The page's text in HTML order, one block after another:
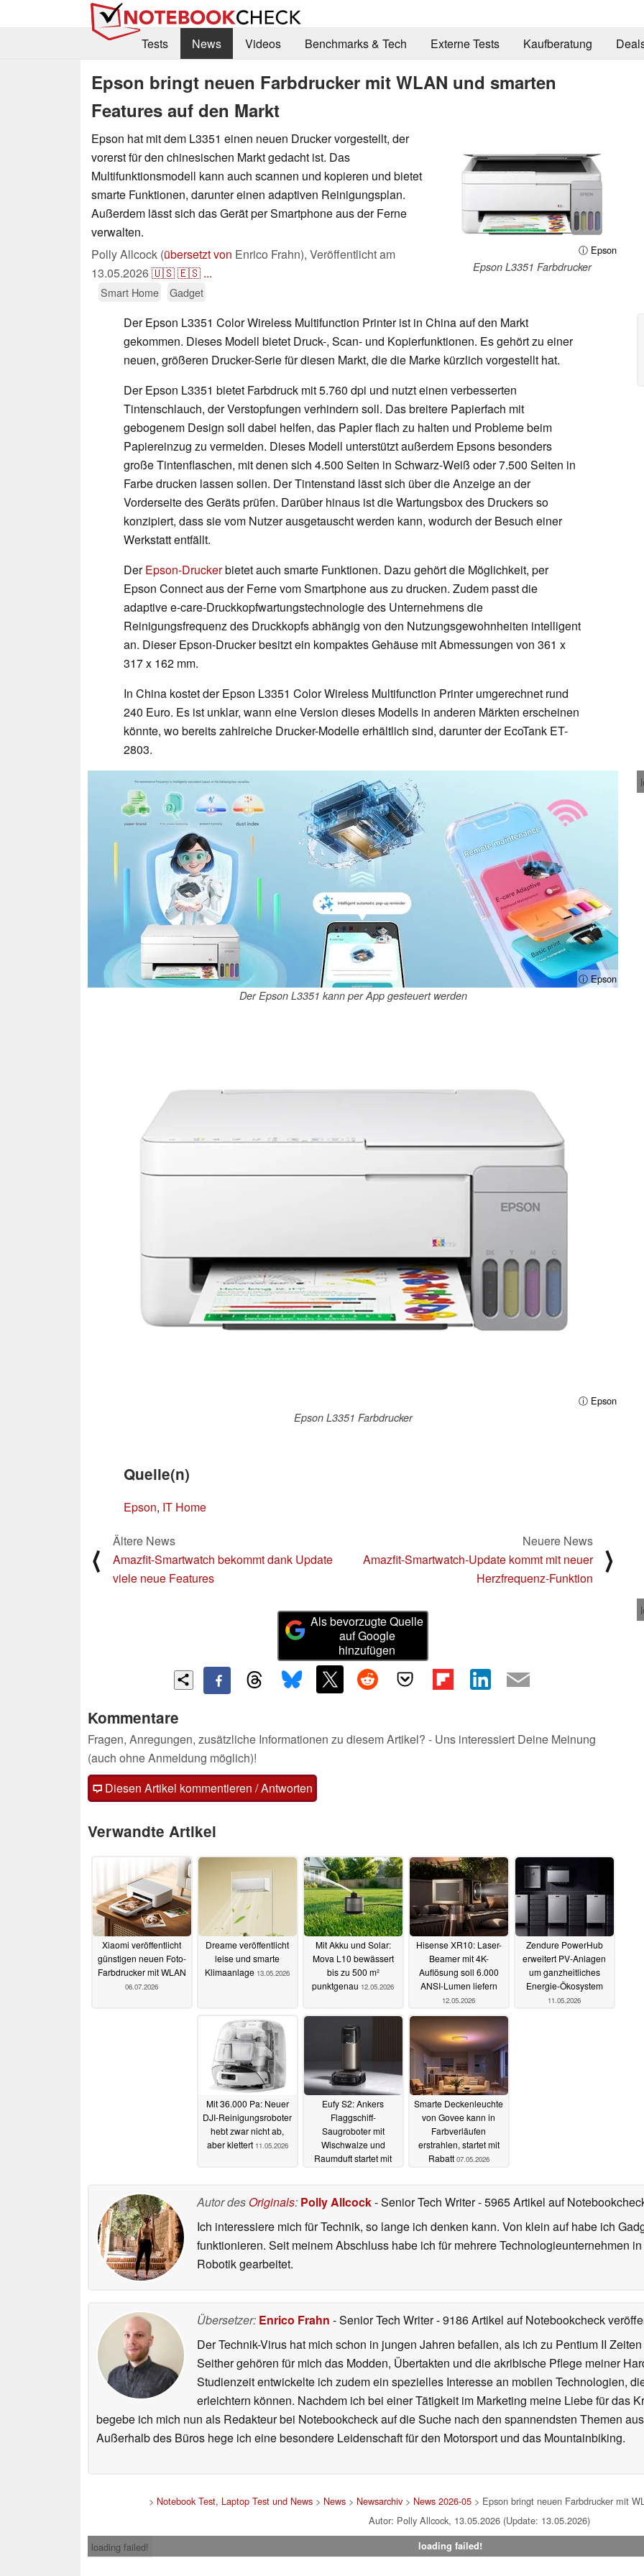
Tests
News Videos Benchmarks & Tech Externe Tests Kaufberatung
Epson bringt neuen Farbdrucker mit WLAN und smarten
Features auf den Markt
ⓘ Epson
Epson L3351 Farbdrucker
Epson hat mit dem L3351 einen neuen Drucker vorgestellt, der
vorerst für den chinesischen Markt gedacht ist. Das
Multifunktionsmodell kann auch scannen und kopieren und bietet
smarte Funktionen, darunter einen adaptiven Reinigungsplan.
Außerdem lässt sich das Gerät per Smartphone aus der Ferne
verwalten.
Polly Allcock (übersetzt von Enrico Frahn), Veröffentlicht am
13.05.2026🇺🇸🇪🇸 ...
Smart Home Gadget
Der Epson L3351 Color Wireless Multifunction Printer ist in China auf den Markt
gekommen. Dieses Modell bietet Druck-, Scan- und Kopierfunktionen. Es gehört zu einer
neuen, größeren Drucker-Serie für diesen Markt, die die Marke kürzlich vorgestellt hat.
Der Epson L3351 bietet Farbdruck mit 5.760 dpi und nutzt einen verbesserten
Tintenschlauch, der Verstopfungen verhindern soll. Das breitere Papierfach mit
gebogenem Design soll dabei helfen, das Papier flach zu halten und Probleme beim
Papiereinzug zu vermeiden. Dieses Modell unterstützt außerdem Epsons besonders
große Tintenflaschen, mit denen sich 4.500 Seiten in Schwarz-Weiß oder 7.500 Seiten in
Farbe drucken lassen sollen. Der Tintenstand lässt sich über die Anzeige an der
Vorderseite des Geräts prüfen. Darüber hinaus ist die Wartungsbox des Druckers so
konzipiert, dass sie vom Nutzer ausgetauscht werden kann, wodurch der Besuch einer
Werkstatt entfällt.
DerEpson-Druckerbietet auch smarte Funktionen. Dazu gehört die Möglichkeit, per
Epson Connect aus der Ferne vom Smartphone aus zu drucken. Zudem passt die
adaptive e-care-Druckkopfwartungstechnologie des Unternehmens die
Reinigungsfrequenz des Druckkopfs abhängig von den Nutzungsgewohnheiten intelligent
an. Dieser Epson-Drucker besitzt ein kompaktes Gehäuse mit Abmessungen von 361 x
317 x 162 mm.
In China kostet der Epson L3351 Color Wireless Multifunction Printer umgerechnet rund
240 Euro. Es ist unklar, wann eine Version dieses Modells in anderen Märkten erscheinen
könnte, wo bereits zahlreiche Drucker-Modelle erhältlich sind, darunter der EcoTank ET-
2803.
ⓘ Epson
Der Epson L3351 kann per App gesteuert werden
ⓘ Epson
Epson L3351 Farbdrucker
Quelle(n)
Epson, IT Home
⟨
Ältere News
Amazfit-Smartwatch bekommt dank Update
viele neue Features
Neuere News
Amazfit-Smartwatch-Update kommt mit neuer
Herzfrequenz-Funktion
⟩
Als bevorzugte Quelle
auf Google
hinzufügen
Kommentare
Fragen, Anregungen, zusätzliche Informationen zu diesem Artikel? - Uns interessiert Deine Meinung
(auch ohne Anmeldung möglich)!
Diesen Artikel kommentieren / Antworten
Verwandte Artikel
Xiaomi veröffentlicht
günstigen neuen Foto-
Farbdrucker mit WLAN
06.07.2026
Dreame veröffentlicht
leise und smarte
Klimaanlage 13.05.2026
Mit Akku und Solar:
Mova L10 bewässert
bis zu 500 m²
punktgenau 12.05.2026
Hisense XR10: Laser-
Beamer mit 4K-
Auflösung soll 6.000
ANSI-Lumen liefern
12.05.2026
Zendure PowerHub
erweitert PV-Anlagen
um ganzheitliches
Energie-Ökosystem
11.05.2026
Mit 36.000 Pa: Neuer
DJI-Reinigungsroboter
hebt zwar nicht ab,
aber klettert 11.05.2026
Eufy S2: Ankers
Flaggschiff-
Saugroboter mit
Wischwalze und
Raumduft startet mit
Smarte Deckenleuchte
von Govee kann in
Farbverläufen
erstrahlen, startet mit
Rabatt 07.05.2026
Autor des Originals: Polly Allcock- Senior Tech Writer- 5965 Artikel auf
Ich interessiere mich für Technik, so lange ich denken kann. Von klein auf habe ich
funktionieren. Seit meinem Abschluss habe ich für mehrere Technologieunternehmen
Robotik gearbeitet.
Übersetzer: Enrico Frahn - Senior Tech Writer- 9186 Artikel auf Notebookcheck
Der Technik-Virus hat mich schon in jungen Jahren befallen, als ich zu Pentium II
Seither gehören für mich das Modden, Übertakten und die akribische Pflege meiner
Studienzeit entwickelte ich zudem ein spezielles Interesse an mobilen Technologien,
erleichtern können. Nachdem ich bei einer Tätigkeit im Marketing meine Liebe für das
begebe ich mich nun als Redakteur bei Notebookcheck auf die Suche nach den spannendsten Themen
Außerhalb des Büros hege ich eine besondere Leidenschaft für den Motorsport und das Mountainbiking.
> Notebook Test, Laptop Test und News> News> Newsarchiv> News 2026-05> Epson bringt neuen Farbdrucker mit
Autor: Polly Allcock, 13.05.2026 (Update: 13.05.2026)
loading failed!
loading failed!